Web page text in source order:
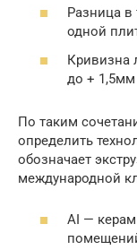
Разница
одной
Кривизна
до + 1,5мм
По таким
определить
обозначает
международной
AI —